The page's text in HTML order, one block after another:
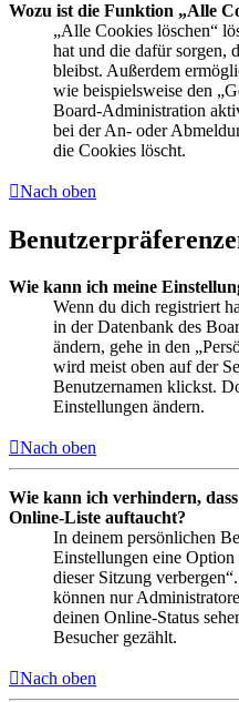
Wozu ist die Funktion „Alle
„Alle Cookies löschen“
hat und die dafür sorgen,
bleibst. Außerdem
wie beispielsweise den
Board-Administration
bei der An- oder
die Cookies löscht.
Nach oben
Wie kann ich meine
Wenn du dich registriert
in der Datenbank des
ändern, gehe in den
wird meist oben auf der
Benutzernamen klickst.
Einstellungen ändern.
Nach oben
Wie kann ich verhindern,
Online-Liste auftaucht?
In deinem persönlichen
Einstellungen eine
dieser Sitzung
können nur
deinen Online-Status
Besucher gezählt.
Nach oben